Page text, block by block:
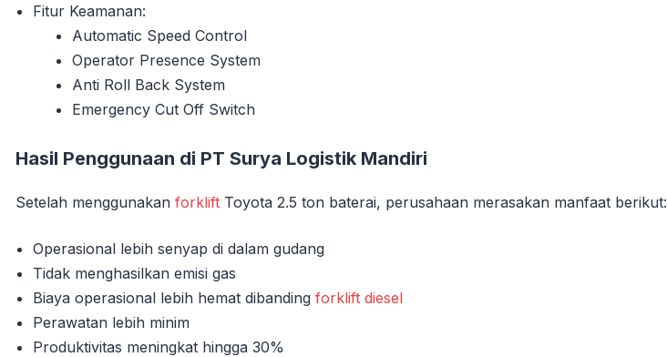
Fitur Keamanan:
Automatic Speed Control
Operator Presence System
Anti Roll Back System
Emergency Cut Off Switch
Hasil Penggunaan di PT Surya Logistik Mandiri
Setelah menggunakan forklift Toyota 2.5 ton baterai, perusahaan merasakan manfaat berikut:
Operasional lebih senyap di dalam gudang
Tidak menghasilkan emisi gas
Biaya operasional lebih hemat dibandingforklift diesel
Perawatan lebih minim
Produktivitas meningkat hingga 30%